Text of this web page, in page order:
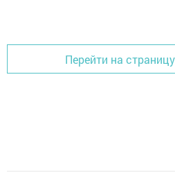
Перейти на